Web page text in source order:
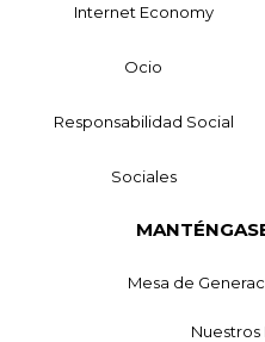
Internet Economy
Ocio
Responsabilidad Social
Sociales
Mesa de